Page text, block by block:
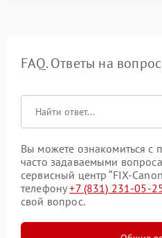
FAQ. Ответы на
Вы можете ознакомиться
часто задаваемыми
сервисный центр “FIX-
телефону+7 (831) 231-05-
свой вопрос.